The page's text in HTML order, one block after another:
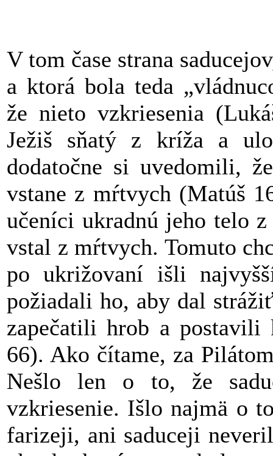
V tom čase strana
a ktorá bola teda
že nieto vzkriesenia
Ježiš sňatý z kríža a
dodatočne si uvedomili,
vstane z mŕtvych (Matúš
učeníci ukradnú jeho telo
vstal z mŕtvych. Tomuto
po ukrižovaní išli
požiadali ho, aby dal
zapečatili hrob a postavili
66). Ako čítame, za
Nešlo len o to, že
vzkriesenie. Išlo najmä o
farizeji, ani saduceji